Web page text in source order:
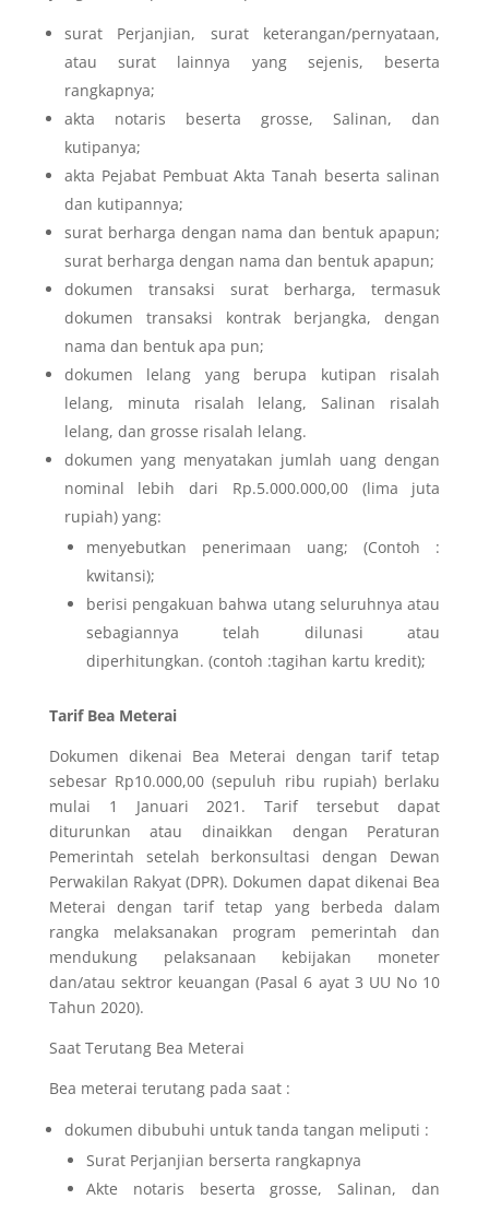
surat Perjanjian, surat keterangan/pernyataan,
atau surat lainnya yang sejenis, beserta
rangkapnya;
akta notaris beserta grosse, Salinan, dan
kutipanya;
akta Pejabat Pembuat Akta Tanah beserta salinan
dan kutipannya;
surat berharga dengan nama dan bentuk apapun;
surat berharga dengan nama dan bentuk apapun;
dokumen transaksi surat berharga, termasuk
dokumen transaksi kontrak berjangka, dengan
nama dan bentuk apa pun;
dokumen lelang yang berupa kutipan risalah
lelang, minuta risalah lelang, Salinan risalah
lelang, dan grosse risalah lelang.
dokumen yang menyatakan jumlah uang dengan
nominal lebih dari Rp.5.000.000,00 (lima juta
rupiah) yang:
menyebutkan penerimaan uang; (Contoh :
kwitansi);
berisi pengakuan bahwa utang seluruhnya atau
sebagiannya telah dilunasi atau
diperhitungkan. (contoh :tagihan kartu kredit);
Tarif Bea Meterai
Dokumen dikenai Bea Meterai dengan tarif tetap
sebesar Rp10.000,00 (sepuluh ribu rupiah) berlaku
mulai 1 Januari 2021. Tarif tersebut dapat
diturunkan atau dinaikkan dengan Peraturan
Pemerintah setelah berkonsultasi dengan Dewan
Perwakilan Rakyat (DPR). Dokumen dapat dikenai Bea
Meterai dengan tarif tetap yang berbeda dalam
rangka melaksanakan program pemerintah dan
mendukung pelaksanaan kebijakan moneter
dan/atau sektror keuangan (Pasal 6 ayat 3 UU No 10
Tahun 2020).
Saat Terutang Bea Meterai
Bea meterai terutang pada saat :
dokumen dibubuhi untuk tanda tangan meliputi :
Surat Perjanjian berserta rangkapnya
Akte notaris beserta grosse, Salinan, dan